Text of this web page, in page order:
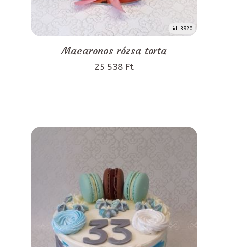
id: 3920
Macaronos rózsa torta
25 538 Ft